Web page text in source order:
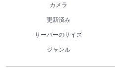
カメラ
更新済み
サーバーのサイズ
ジャンル